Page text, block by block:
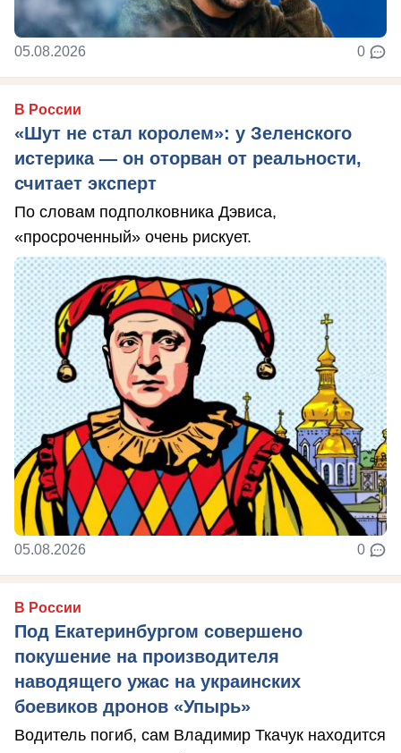
05.08.2026 0
В России
«Шут не стал королем»: у Зеленского
истерика — он оторван от реальности,
считает эксперт
По словам подполковника Дэвиса,
«просроченный» очень рискует.
05.08.2026 0
В России
Под Екатеринбургом совершено
покушение на производителя
наводящего ужас на украинских
боевиков дронов «Упырь»
Водитель погиб, сам Владимир Ткачук находится